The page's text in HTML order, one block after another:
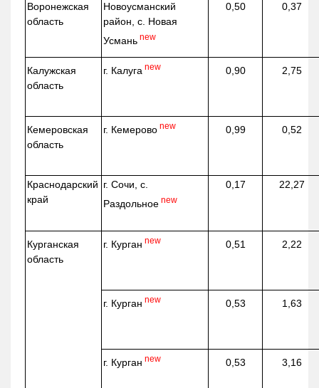
Воронежская
область
Новоусманский
район, с. Новая
Усмань new
0,50 0,37
Калужская
область
г. Калуга new 0,90 2,75
Кемеровская
область
г. Кемерово new 0,99 0,52
Краснодарский
край
г. Сочи, с.
Раздольное new
0,17 22,27
Курганская
область
г. Курган new 0,51 2,22
г. Курган new 0,53 1,63
г. Курган new 0,53 3,16